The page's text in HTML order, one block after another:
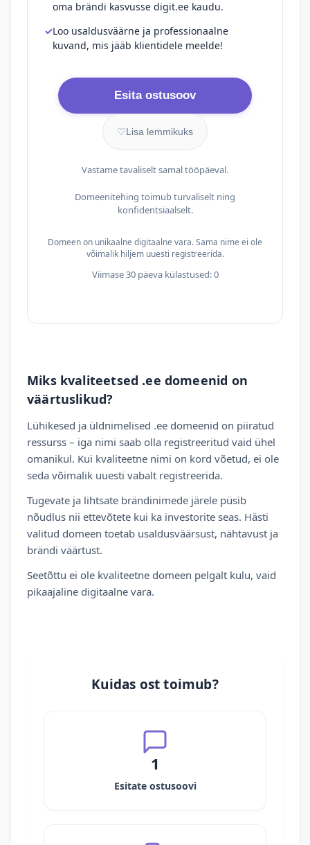
oma brändi kasvusse digit.ee kaudu.
Loo usaldusväärne ja professionaalne
kuvand, mis jääb klientidele meelde!
Esita ostusoov
♡Lisa lemmikuks
Vastame tavaliselt samal tööpäeval.
Domeenitehing toimub turvaliselt ning
konfidentsiaalselt.
Domeen on unikaalne digitaalne vara. Sama nime ei ole
võimalik hiljem uuesti registreerida.
Viimase 30 päeva külastused: 0
Miks kvaliteetsed .ee domeenid on
väärtuslikud?
Lühikesed ja üldnimelised .ee domeenid on piiratud
ressurss – iga nimi saab olla registreeritud vaid ühel
omanikul. Kui kvaliteetne nimi on kord võetud, ei ole
seda võimalik uuesti vabalt registreerida.
Tugevate ja lihtsate brändinimede järele püsib
nõudlus nii ettevõtete kui ka investorite seas. Hästi
valitud domeen toetab usaldusväärsust, nähtavust ja
brändi väärtust.
Seetõttu ei ole kvaliteetne domeen pelgalt kulu, vaid
pikaajaline digitaalne vara.
Kuidas ost toimub?
1
Esitate ostusoovi